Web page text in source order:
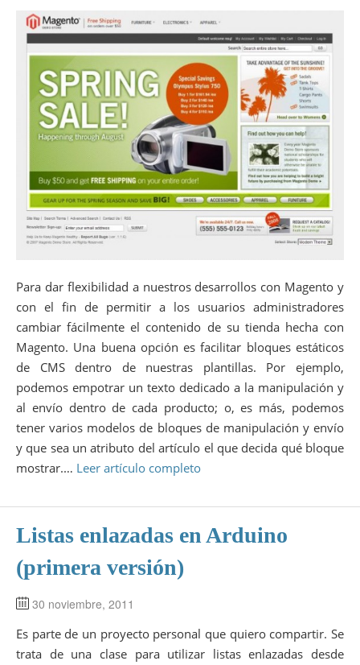
Para dar flexibilidad a nuestros desarrollos con Magento y
con el fin de permitir a los usuarios administradores
cambiar fácilmente el contenido de su tienda hecha con
Magento. Una buena opción es facilitar bloques estáticos
de CMS dentro de nuestras plantillas. Por ejemplo,
podemos empotrar un texto dedicado a la manipulación y
al envío dentro de cada producto; o, es más, podemos
tener varios modelos de bloques de manipulación y envío
y que sea un atributo del artículo el que decida qué bloque
mostrar.… Leer artículo completo
Listas enlazadas en Arduino
(primera versión)
30 noviembre, 2011
Es parte de un proyecto personal que quiero compartir. Se
trata de una clase para utilizar listas enlazadas desde